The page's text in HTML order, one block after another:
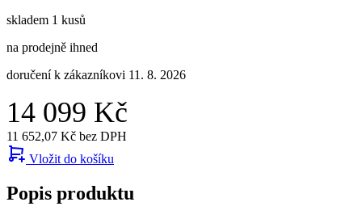
skladem 1 kusů
na prodejně ihned
doručení k zákazníkovi 11. 8. 2026
14 099 Kč
11 652,07 Kč bez DPH
Vložit do košíku
Popis produktu